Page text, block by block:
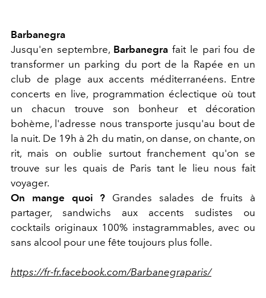
Barbanegra
Jusqu'en septembre, Barbanegra fait le pari fou de
transformer un parking du port de la Rapée en un
club de plage aux accents méditerranéens. Entre
concerts en live, programmation éclectique où tout
un chacun trouve son bonheur et décoration
bohème, l'adresse nous transporte jusqu'au bout de
la nuit. De 19h à 2h du matin, on danse, on chante, on
rit, mais on oublie surtout franchement qu'on se
trouve sur les quais de Paris tant le lieu nous fait
voyager.
On mange quoi ? Grandes salades de fruits à
partager, sandwichs aux accents sudistes ou
cocktails originaux 100% instagrammables, avec ou
sans alcool pour une fête toujours plus folle.
https://fr-fr.facebook.com/Barbanegraparis/